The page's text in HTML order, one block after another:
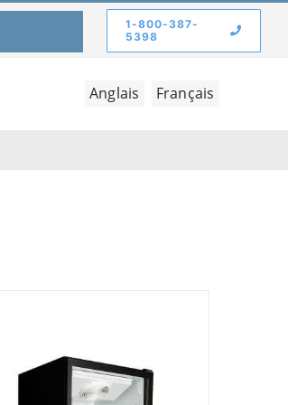
1-800-387-
5398
Anglais Français